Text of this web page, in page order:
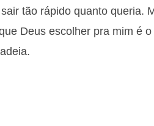
tão rápido quanto queria.
Deus escolher pra mim é